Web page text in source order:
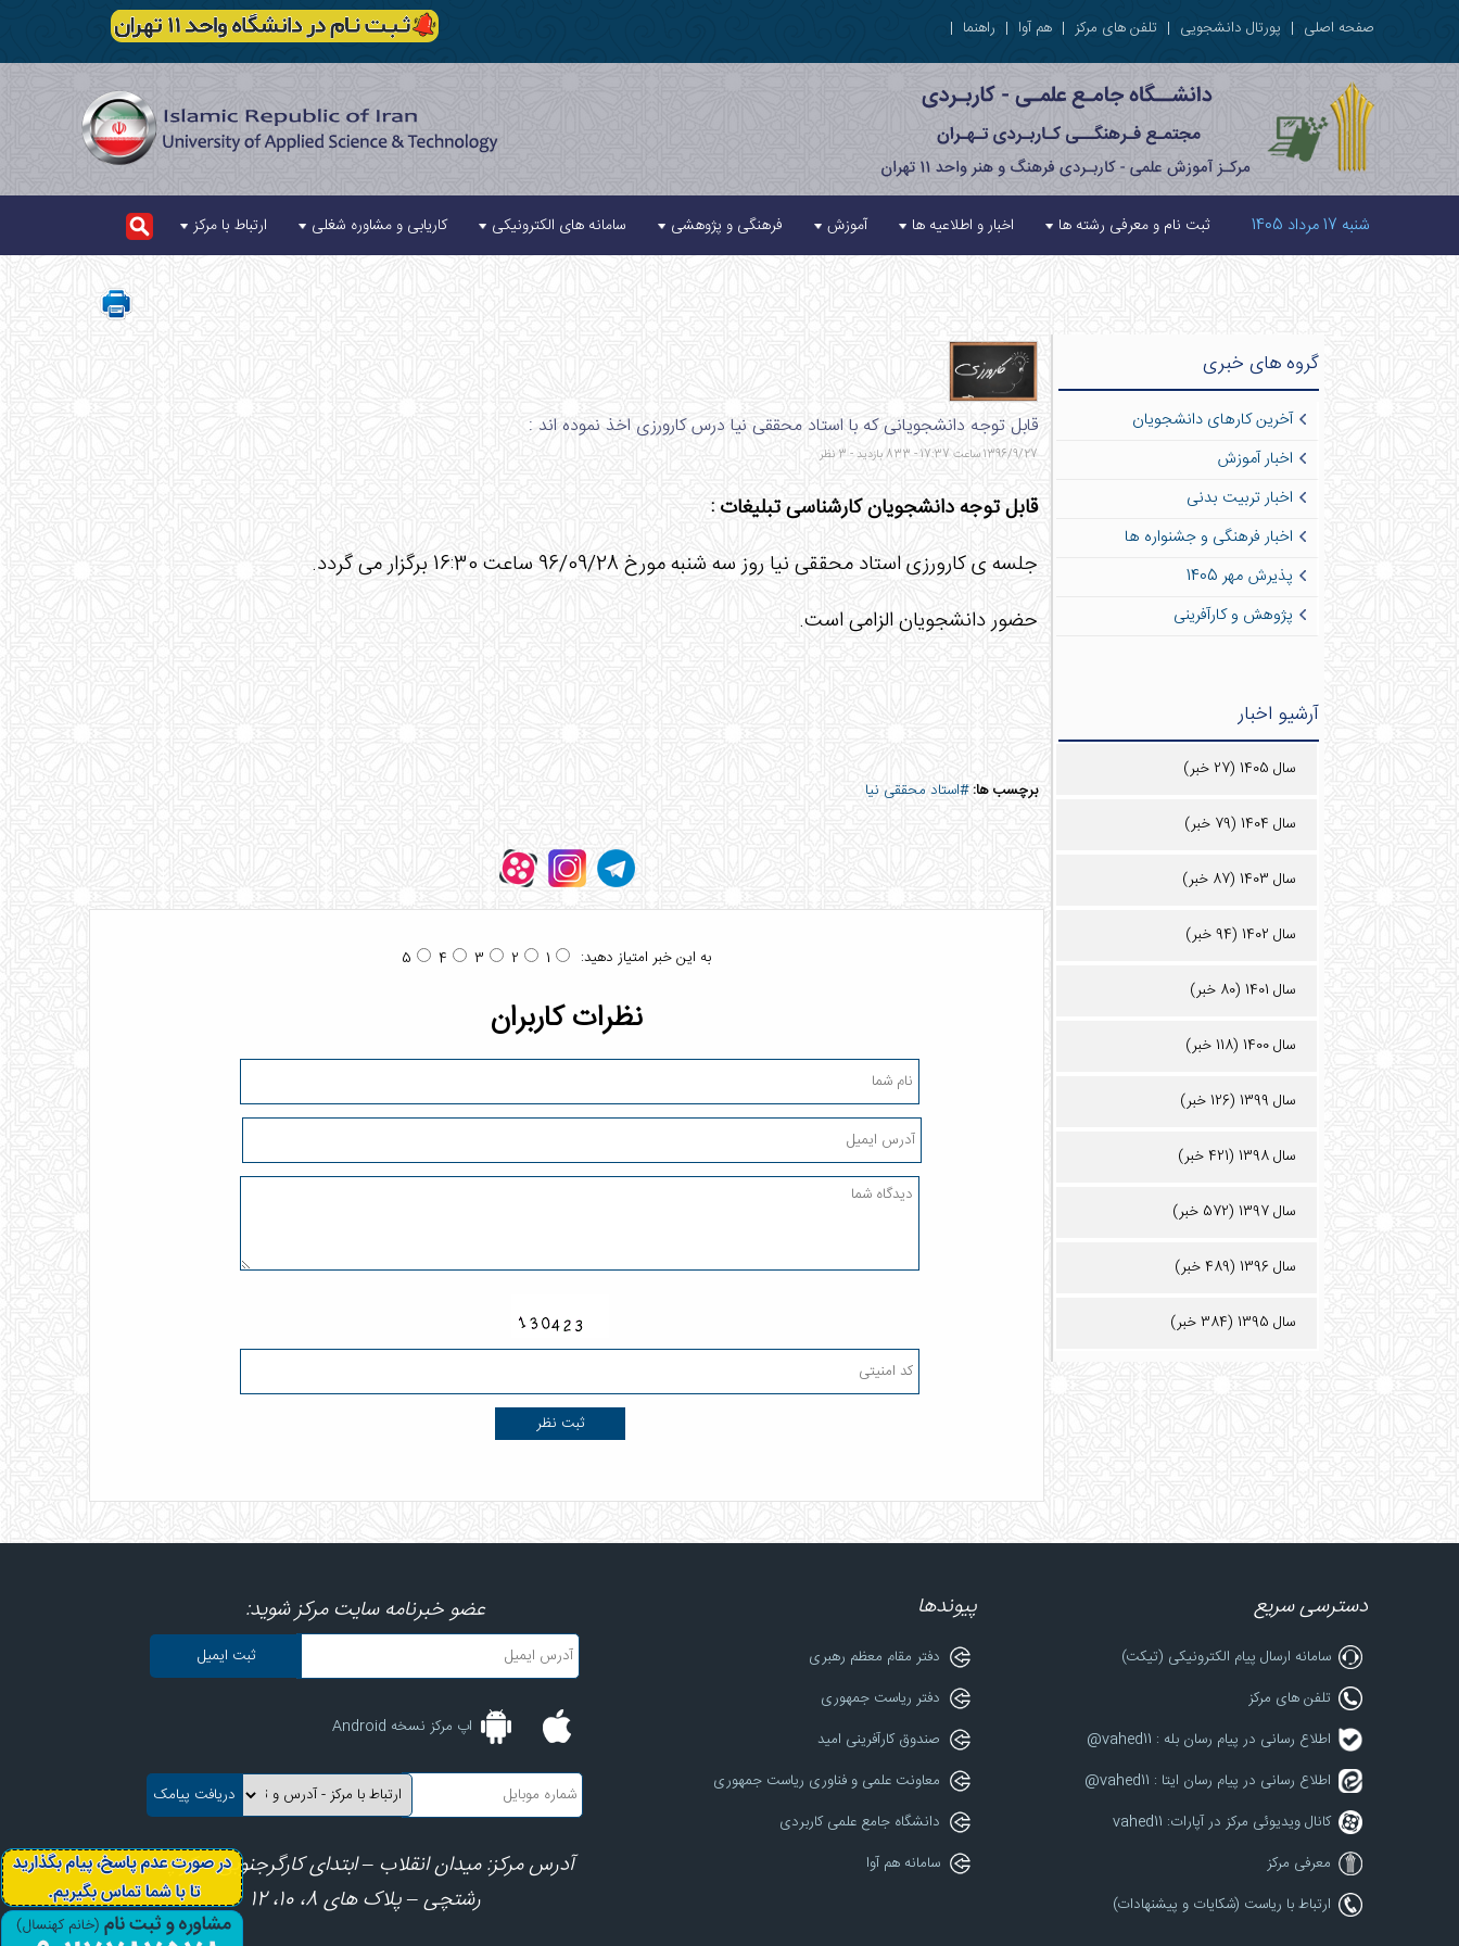
صفحه اصلی | پورتال دانشجویی | تلفن های مرکز | هم آوا | راهنما |
شنبه 17 مرداد 1405 ثبت نام و معرفی رشته ها اخبار و اطلاعیه ها آموزش فرهنگی و پژوهشی سامانه های الکترونیکی کاریابی و مشاوره شغلی ارتباط با مرکز
گروه های خبری
آخرین کارهای دانشجویان
اخبار آموزش
اخبار تربیت بدنی
اخبار فرهنگی و جشنواره ها
پذیرش مهر 1405
پژوهش و کارآفرینی
آرشیو اخبار
سال 1405 (27 خبر)
سال 1404 (79 خبر)
سال 1403 (87 خبر)
سال 1402 (94 خبر)
سال 1401 (80 خبر)
سال 1400 (118 خبر)
سال 1399 (126 خبر)
سال 1398 (421 خبر)
سال 1397 (572 خبر)
سال 1396 (489 خبر)
سال 1395 (384 خبر)
قابل توجه دانشجویانی که با استاد محققی نیا درس کارورزی اخذ نموده اند :
1396/9/27 ساعت 17:37 - 833 بازدید - 3 نظر
قابل توجه دانشجویان کارشناسی تبلیغات :
جلسه ی کارورزی استاد محققی نیا روز سه شنبه مورخ 96/09/28 ساعت 16:30 برگزار می گردد.
حضور دانشجویان الزامی است.
برچسب ها:#استاد محققی نیا
به این خبر امتیاز دهید: 1
2
3
4
5
نظرات کاربران
دسترسی سریع
سامانه ارسال پیام الکترونیکی (تیکت)
تلفن های مرکز
اطلاع رسانی در پیام رسان بله : vahed11@
اطلاع رسانی در پیام رسان ایتا : vahed11@
کانال ویدیوئی مرکز در آپارات: vahed11
معرفی مرکز
ارتباط با ریاست (شکایات و پیشنهادات)
پیوندها
دفتر مقام معظم رهبری
دفتر ریاست جمهوری
صندوق کارآفرینی امید
معاونت علمی و فناوری ریاست جمهوری
دانشگاه جامع علمی کاربردی
سامانه هم آوا
عضو خبرنامه سایت مرکز شوید:
اپ مرکز نسخه Android
آدرس مرکز: میدان انقلاب – ابتدای کارگرجنوبی – کوچه
رشتچی – پلاک های 8، 10، 12